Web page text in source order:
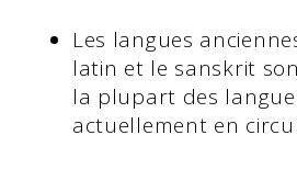
Les langues
latin et le sanskrit
la plupart des
actuellement en